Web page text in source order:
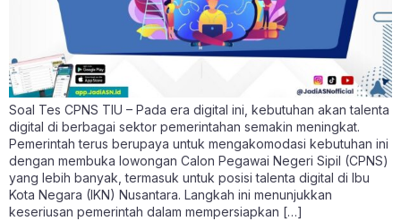
Soal Tes CPNS TIU – Pada era digital ini, kebutuhan akan talenta
digital di berbagai sektor pemerintahan semakin meningkat.
Pemerintah terus berupaya untuk mengakomodasi kebutuhan ini
dengan membuka lowongan Calon Pegawai Negeri Sipil (CPNS)
yang lebih banyak, termasuk untuk posisi talenta digital di Ibu
Kota Negara (IKN) Nusantara. Langkah ini menunjukkan
keseriusan pemerintah dalam mempersiapkan […]